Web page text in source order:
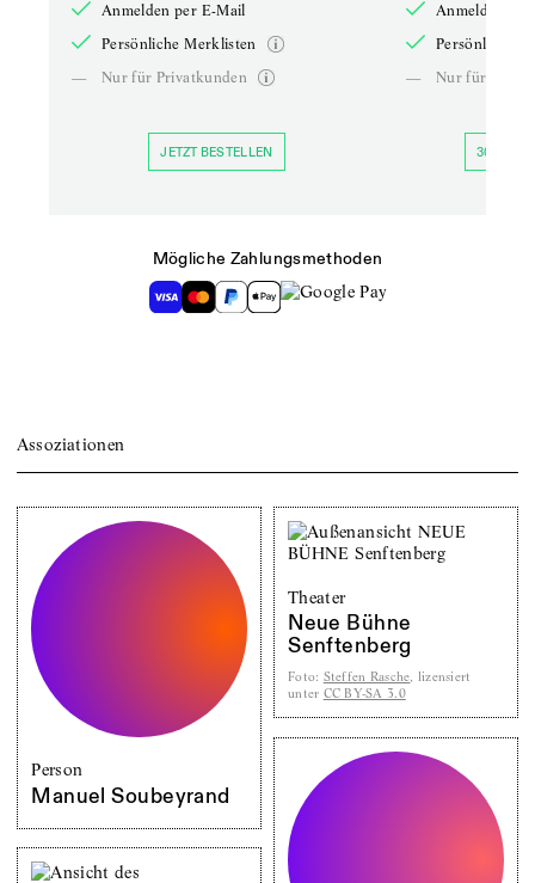
Anmelden per E-Mail
Persönliche Merklisten
—
Nur für Privatkunden
JETZT BESTELLEN
Anmelden
Persönliche
—
Nur für
30 TAGE
Mögliche Zahlungsmethoden
Assoziationen
Person
Manuel Soubeyrand
Theater
Neue Bühne
Senftenberg
Foto: Steffen Rasche, lizensiert
unter CC BY-SA 3.0